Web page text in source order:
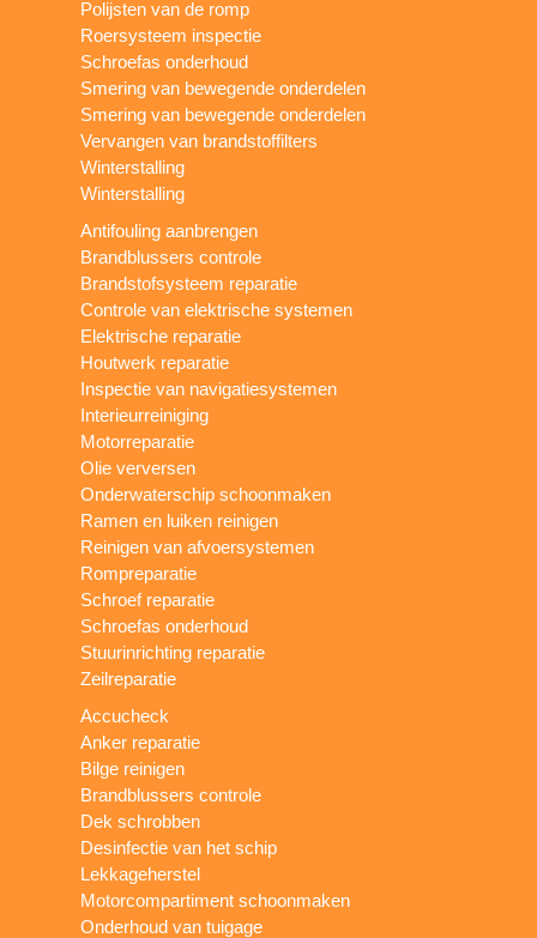
Polijsten van de romp
Roersysteem inspectie
Schroefas onderhoud
Smering van bewegende onderdelen
Smering van bewegende onderdelen
Vervangen van brandstoffilters
Winterstalling
Winterstalling
Antifouling aanbrengen
Brandblussers controle
Brandstofsysteem reparatie
Controle van elektrische systemen
Elektrische reparatie
Houtwerk reparatie
Inspectie van navigatiesystemen
Interieurreiniging
Motorreparatie
Olie verversen
Onderwaterschip schoonmaken
Ramen en luiken reinigen
Reinigen van afvoersystemen
Rompreparatie
Schroef reparatie
Schroefas onderhoud
Stuurinrichting reparatie
Zeilreparatie
Accucheck
Anker reparatie
Bilge reinigen
Brandblussers controle
Dek schrobben
Desinfectie van het schip
Lekkageherstel
Motorcompartiment schoonmaken
Onderhoud van tuigage